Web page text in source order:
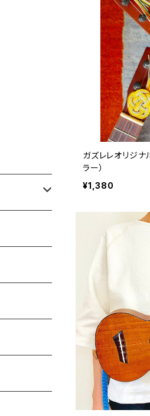
ガズレレオリジナ
ラー）
¥1,380